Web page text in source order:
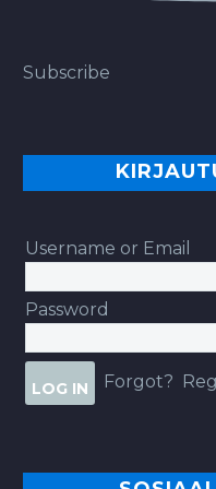
Subscribe
Username or Email
Password
Forgot?